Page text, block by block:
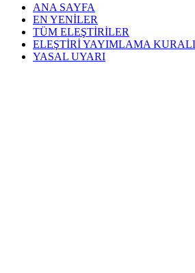
ANA SAYFA
EN YENİLER
TÜM ELEŞTİRİLER
ELEŞTİRİ YAYIMLAMA
YASAL UYARI